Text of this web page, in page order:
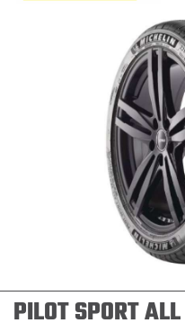
PILOT SPORT